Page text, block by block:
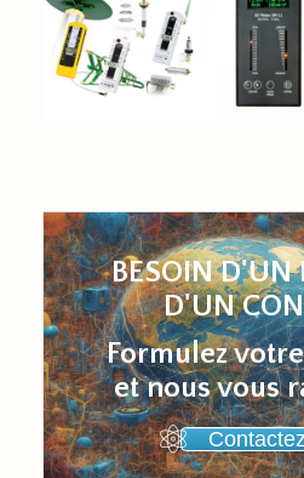
BESOIN D'UN
D'UN
Formulez
et nous vous